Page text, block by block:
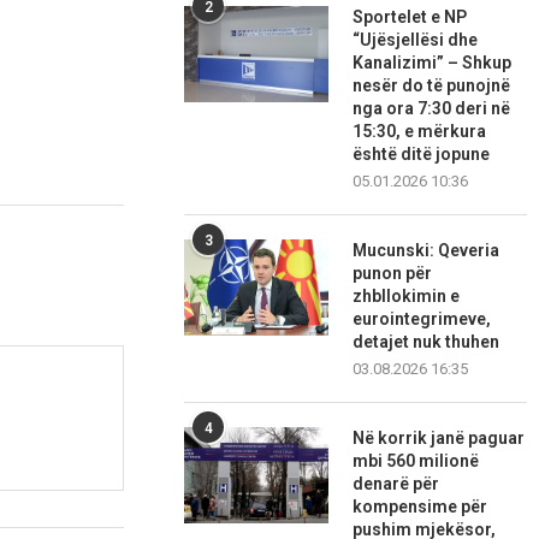
2
Sportelet e NP
“Ujësjellësi dhe
Kanalizimi” – Shkup
nesër do të punojnë
nga ora 7:30 deri në
15:30, e mërkura
është ditë jopune
05.01.2026 10:36
3
Mucunski: Qeveria
punon për
zhbllokimin e
eurointegrimeve,
detajet nuk thuhen
03.08.2026 16:35
4
Në korrik janë paguar
mbi 560 milionë
denarë për
kompensime për
pushim mjekësor,